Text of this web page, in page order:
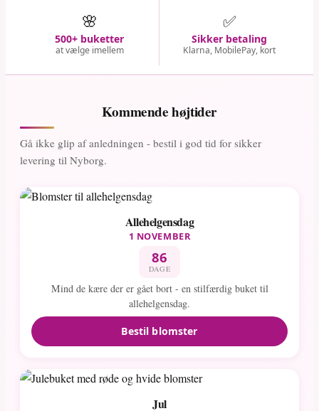
🌸
500+ buketter
at vælge imellem
✅
Sikker betaling
Klarna, MobilePay, kort
Kommende højtider
Gå ikke glip af anledningen - bestil i god tid for sikker
levering til Nyborg.
Allehelgensdag
1 NOVEMBER
86
DAGE
Mind de kære der er gået bort - en stilfærdig buket til
allehelgensdag.
Bestil blomster
Jul